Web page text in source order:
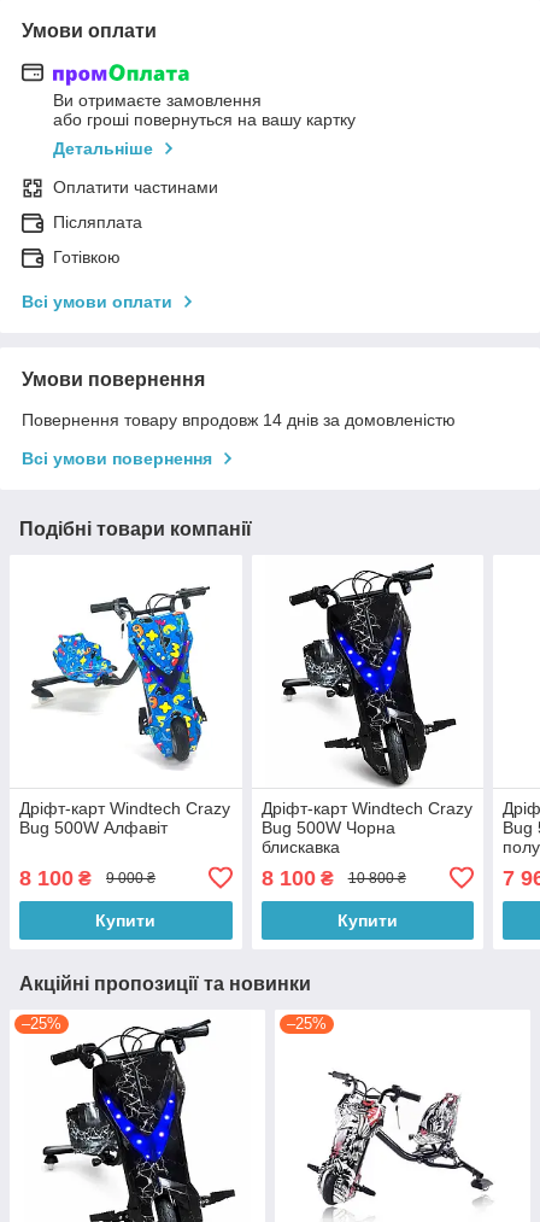
Умови оплати
Ви отримаєте замовлення
або гроші повернуться на вашу картку
Детальніше
Оплатити частинами
Післяплата
Готівкою
Всі умови оплати
Умови повернення
Повернення товару впродовж 14 днів за домовленістю
Всі умови повернення
Подібні товари компанії
Дріфт-карт Windtech Crazy
Bug 500W Алфавіт
8 100 ₴ 9 000 ₴
Купити
Дріфт-карт Windtech Crazy
Bug 500W Чорна
блискавка
8 100₴ 10 800 ₴
Купити
Bug
7
Акційні пропозиції та новинки
–25% –25%